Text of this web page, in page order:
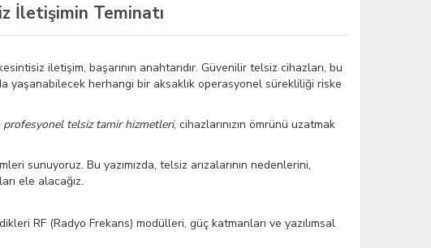
İletişimin Teminatı
iletişim, başarının anahtarıdır. Güvenilir telsiz cihazları, bu
yaşanabilecek herhangi bir aksaklık operasyonel sürekliliği riske
profesyonel telsiz tamir hizmetleri, cihazlarınızın ömrünü uzatmak
sunuyoruz. Bu yazımızda, telsiz arızalarının nedenlerini,
ele alacağız.
RF (Radyo Frekans) modülleri, güç katmanları ve yazılımsal